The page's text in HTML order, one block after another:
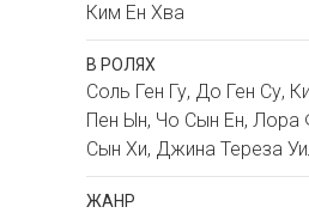
Ким Ен Хва
В РОЛЯХ
Соль Ген Гу, До Ген Су,
Пен Ын, Чо Сын Ен, Лора
Сын Хи, Джина Тереза
ЖАНР